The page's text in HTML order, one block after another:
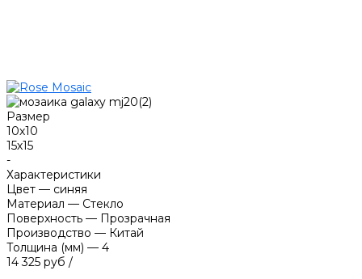
Размер
10х10
15х15
-
Характеристики
Цвет — синяя
Материал — Стекло
Поверхность — Прозрачная
Производство — Китай
Толщина (мм) — 4
14 325 руб /